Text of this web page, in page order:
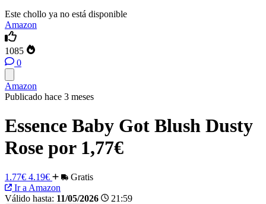
Este chollo ya no está disponible
Amazon
1085
0
Amazon
Publicado hace 3 meses
Essence Baby Got Blush Dusty
Rose por 1,77€
1.77€ 4.19€
Gratis
Ir a Amazon
Válido hasta: 11/05/2026 21:59